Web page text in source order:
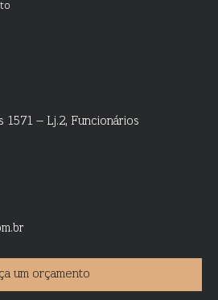
1571 – Lj.2, Funcionários
um orçamento